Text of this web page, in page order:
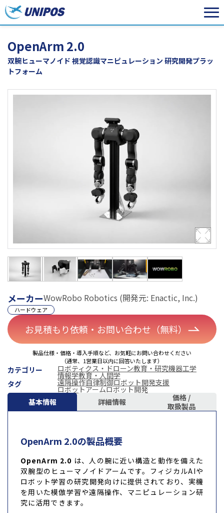
OpenArm 2.0
双腕ヒューマノイド 視覚認識マニピュレーション 研究開発プラッ
トフォーム
メーカーWowRobo Robotics (開発元: Enactic, Inc.)
ハードウェア
お見積もり依頼・お問い合わせ（無料）
製品仕様・価格・導入手順など、お気軽にお問い合わせください
（通常、1営業日以内に回答いたします）
カテゴリー ロボティクス・ドローン教育・研究機器工学
情報学教育・人間学
タグ
遠隔操作自律制御ロボット開発支援
ロボットアームロボット開発
基本情報
詳細情報
価格 /
取扱製品
OpenArm 2.0の製品概要
OpenArm 2.0 は、人の腕に近い構造と動作を備えた
双腕型のヒューマノイドアームです。フィジカルAIや
ロボット学習の研究開発向けに提供されており、実機
を用いた模倣学習や遠隔操作、マニピュレーション研
究に活用できます。